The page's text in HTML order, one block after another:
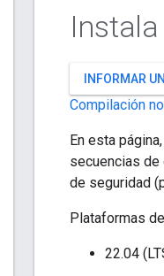
INFORMAR
Compilación
En esta
secuencias
de seguridad
Plataformas
22.04